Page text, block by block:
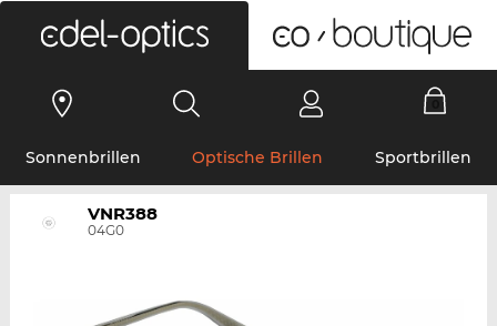
Sonnenbrillen Optische Brillen Sportbrillen
VNR388
04G0